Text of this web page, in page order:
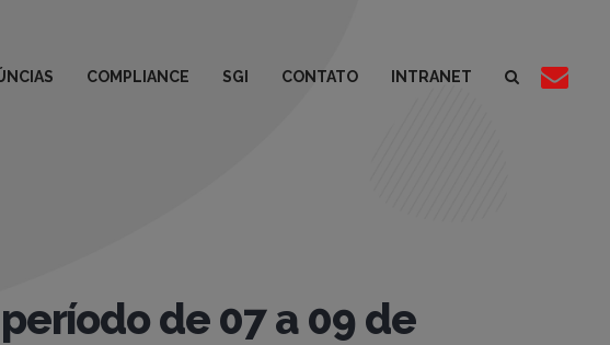
COMPLIANCE SGI CONTATO INTRANET
de 07 a 09 de